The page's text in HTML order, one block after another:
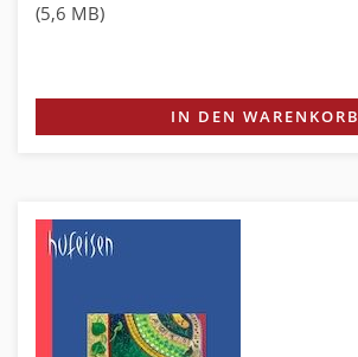
(5,6 MB)
IN DEN WARENKORB